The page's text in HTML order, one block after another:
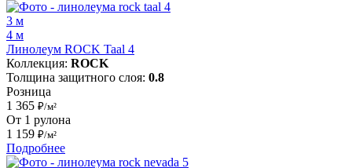
3 м
4 м
Линолеум ROCK Taal 4
Коллекция: ROCK
Толщина защитного слоя: 0.8
Розница
1 365 ₽/м²
От 1 рулона
1 159 ₽/м²
Подробнее